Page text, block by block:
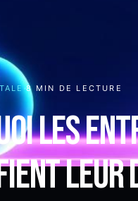
8 MIN DE LECTURE
les
leur